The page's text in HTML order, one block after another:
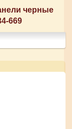
черные
669